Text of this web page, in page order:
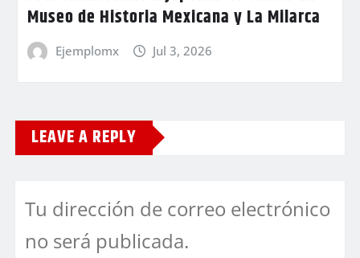
Museo de Historia Mexicana y La Milarca
Ejemplomx Jul 3, 2026
LEAVE A REPLY
Tu dirección de correo electrónico
no será publicada.